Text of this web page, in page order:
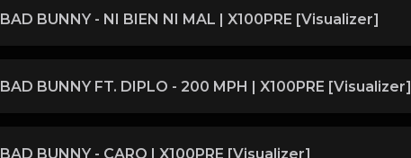
BAD BUNNY - NI BIEN NI MAL | X100PRE [Visualizer]
BAD BUNNY FT. DIPLO - 200 MPH | X100PRE [Visualizer]
BAD BUNNY - CARO | X100PRE [Visualizer]